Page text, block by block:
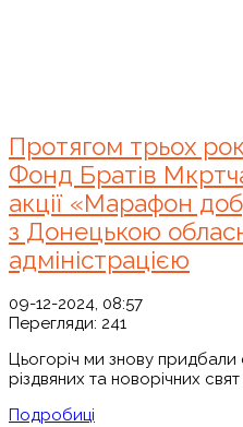
Протягом трьох
Фонд Братів
акції «Марафон
з Донецькою
адміністрацією
09-12-2024, 08:57
Перегляди: 241
Цьогоріч ми знову
різдвяних та новорічних
Подробиці